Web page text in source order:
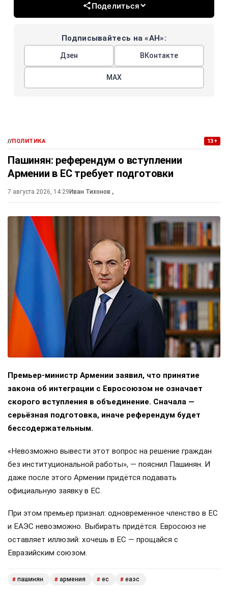
Поделиться
Подписывайтесь на «АН»:
Дзен ВКонтакте
МАХ
//ПОЛИТИКА 13+
Пашинян: референдум о вступлении
Армении в ЕС требует подготовки
7 августа 2026, 14:29Иван Тихонов ,
Премьер-министр Армении заявил, что принятие
закона об интеграции с Евросоюзом не означает
скорого вступления в объединение. Сначала —
серьёзная подготовка, иначе референдум будет
бессодержательным.
«Невозможно вывести этот вопрос на решение граждан
без институциональной работы», — пояснил Пашинян. И
даже после этого Армении придётся подавать
официальную заявку в ЕС.
При этом премьер признал: одновременное членство в ЕС
и ЕАЭС невозможно. Выбирать придётся. Евросоюз не
оставляет иллюзий: хочешь в ЕС — прощайся с
Евразийским союзом.
# пашинян # армения # ес # еаэс